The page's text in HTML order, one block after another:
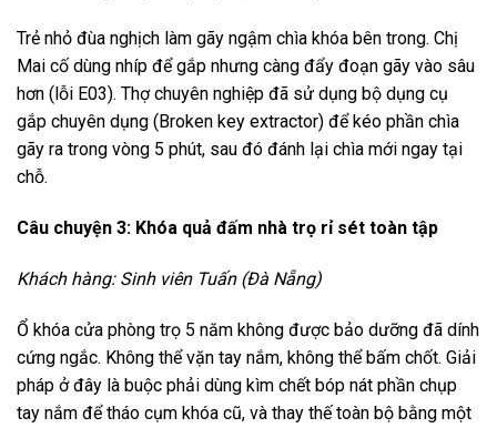
Trẻ nhỏ đùa nghịch làm gãy ngậm chìa khóa bên trong. Chị
Mai cố dùng nhíp để gắp nhưng càng đẩy đoạn gãy vào sâu
hơn (lỗi E03). Thợ chuyên nghiệp đã sử dụng bộ dụng cụ
gắp chuyên dụng (Broken key extractor) để kéo phần chìa
gãy ra trong vòng 5 phút, sau đó đánh lại chìa mới ngay tại
chỗ.
Câu chuyện 3: Khóa quả đấm nhà trọ rỉ sét toàn tập
Khách hàng: Sinh viên Tuấn (Đà Nẵng)
Ổ khóa cửa phòng trọ 5 năm không được bảo dưỡng đã dính
cứng ngắc. Không thể vặn tay nắm, không thể bấm chốt. Giải
pháp ở đây là buộc phải dùng kìm chết bóp nát phần chụp
tay nắm để tháo cụm khóa cũ, và thay thế toàn bộ bằng một